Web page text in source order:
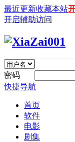
最近更新收藏本站
开启辅助访问
密码
快捷导航
首页
软件
电影
剧集